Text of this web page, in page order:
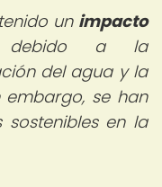
un impacto
debido a la
del agua y la
embargo, se han
en la